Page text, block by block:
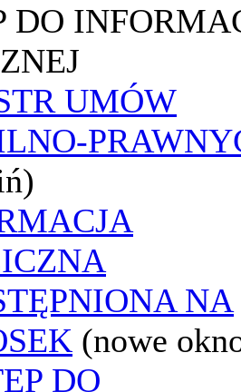
DO
UMÓW
NA
(nowe
DO